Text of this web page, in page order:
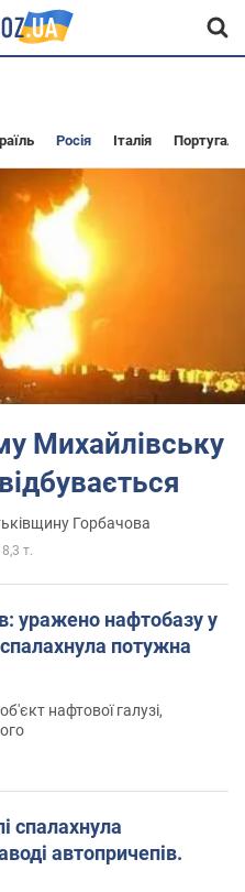
Росія Італія Португалія
Михайлівську
Горбачова
8,3 т.
уражено нафтобазу у
потужна
нафтової галузі,
спалахнула
автопричепів.